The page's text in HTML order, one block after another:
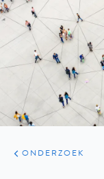
ARTIKELEN
ONDERZOEK
ONDERZOEK